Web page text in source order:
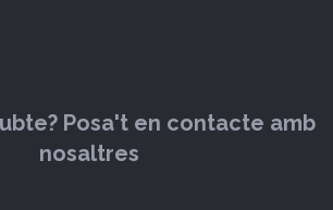
Posa't en contacte amb
nosaltres